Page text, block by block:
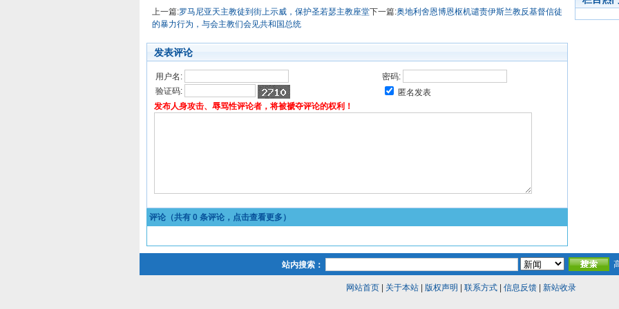
上一篇:罗马尼亚天主教徒到街上示威，保护圣若瑟主教座堂下一篇:奥地利舍恩博恩枢机谴责伊斯兰教反基督信徒
的暴力行为，与会主教们会见共和国总统
发表评论
用户名:
密码:
验证码:
匿名发表
发布人身攻击、辱骂性评论者，将被褫夺评论的权利！
评论（共有 0 条评论，点击查看更多）
站内搜索：
网站首页| 关于本站| 版权声明 联系方式| 信息反馈| 新站收录